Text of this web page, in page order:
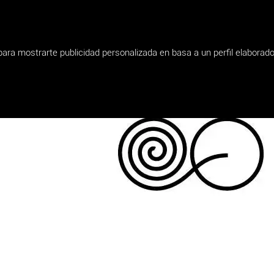
mostrarte publicidad personalizada en basa a un perfil